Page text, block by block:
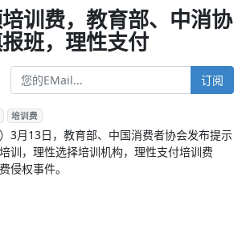
训费，教育部、中消协
班，理性支付
订阅
培训费
3月13日，教育部、中国消费者协会发布提示
训，理性选择培训机构，理性支付培训费
侵权事件。